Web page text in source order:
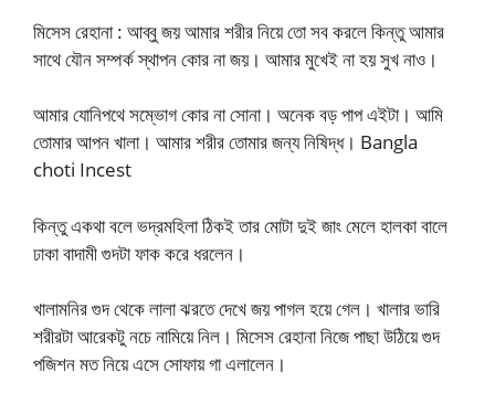
মিসেস রেহানা : আব্বু জয় আমার শরীর নিয়ে তো সব করলে কিন্তু আমার
সাথে যৌন সম্পর্ক স্থাপন কোর না জয়। আমার মুখেই না হয় সুখ নাও।
আমার যোনিপথে সম্ভোগ কোর না সোনা। অনেক বড় পাপ এইটা। আমি
তোমার আপন খালা। আমার শরীর তোমার জন্য নিষিদ্ধ। Bangla
choti Incest
কিন্তু একথা বলে ভদ্রমহিলা ঠিকই তার মোটা দুই জাং মেলে হালকা বালে
ঢাকা বাদামী গুদটা ফাক করে ধরলেন।
খালামনির গুদ থেকে লালা ঝরতে দেখে জয় পাগল হয়ে গেল। খালার ভারি
শরীরটা আরেকটু নচে নামিয়ে নিল। মিসেস রেহানা নিজে পাছা উঠিয়ে গুদ
পজিশন মত নিয়ে এসে সোফায় গা এলালেন।